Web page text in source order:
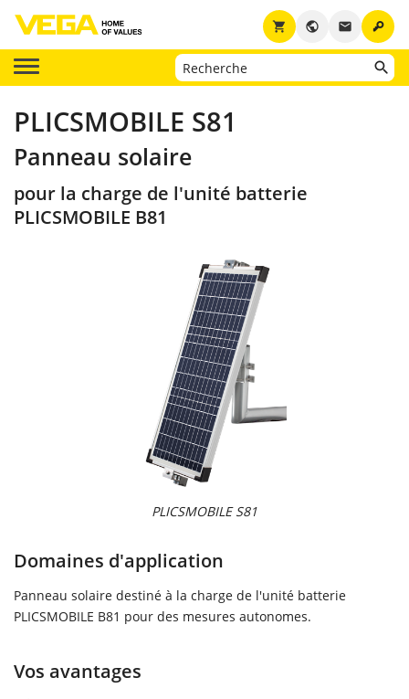
key
email
public
shopping_cart
PLICSMOBILE S81
Panneau solaire
pour la charge de l'unité batterie
PLICSMOBILE B81
PLICSMOBILE S81
Domaines d'application
Panneau solaire destiné à la charge de l'unité batterie
PLICSMOBILE B81 pour des mesures autonomes.
Vos avantages